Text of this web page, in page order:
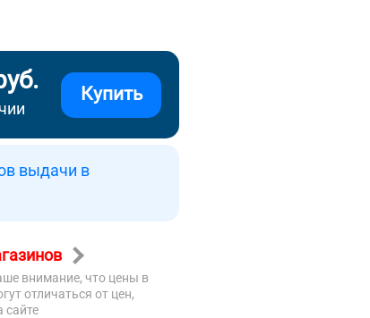
Купить
выдачи в
внимание, что цены в
отличаться от цен,
сайте